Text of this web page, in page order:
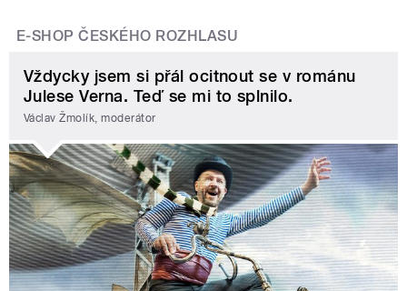
E-SHOP ČESKÉHO ROZHLASU
Vždycky jsem si přál ocitnout se v románu
Julese Verna. Teď se mi to splnilo.
Václav Žmolík, moderátor